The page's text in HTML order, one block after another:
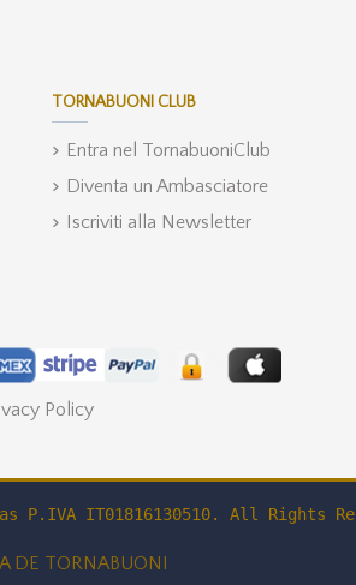
TORNABUONI CLUB
Entra nel TornabuoniClub
Diventa un Ambasciatore
Iscriviti alla Newsletter
Policy
P.IVA IT01816130510. All Rights